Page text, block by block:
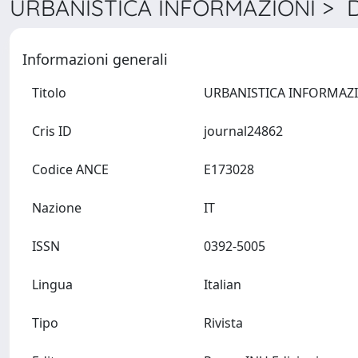
URBANISTICA INFORMAZIONI >
Informazioni generali
Titolo
Cris ID
Codice ANCE
Nazione
ISSN
Lingua
Tipo Rivista